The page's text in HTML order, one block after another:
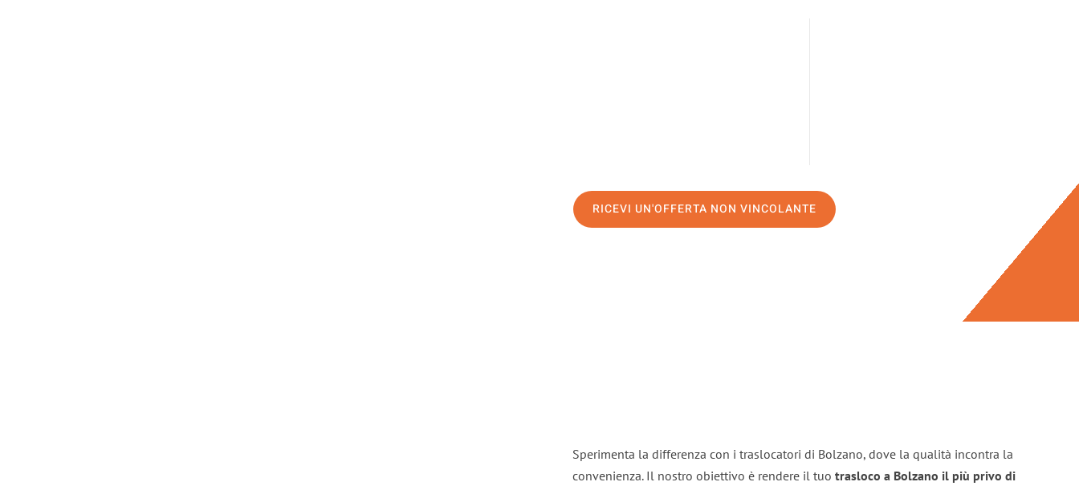
RICEVI UN'OFFERTA NON VINCOLANTE
Sperimenta la differenza con i traslocatori di Bolzano, dove la qualità incontra la
convenienza. Il nostro obiettivo è rendere il tuo trasloco a Bolzano il più privo di